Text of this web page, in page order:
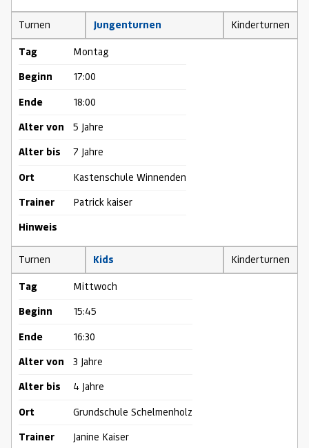
Turnen Jungenturnen Kinderturnen
Tag Montag
Beginn 17:00
Ende 18:00
Alter von 5 Jahre
Alter bis 7 Jahre
Ort Kastenschule Winnenden
Trainer Patrick kaiser
Hinweis
Turnen Kids Kinderturnen
Tag Mittwoch
Beginn 15:45
Ende 16:30
Alter von 3 Jahre
Alter bis 4 Jahre
Ort Grundschule Schelmenholz
Trainer Janine Kaiser